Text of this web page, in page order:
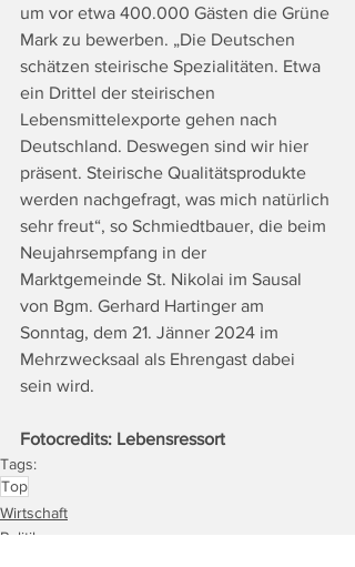
um vor etwa 400.000 Gästen die Grüne
Mark zu bewerben. „Die Deutschen
schätzen steirische Spezialitäten. Etwa
ein Drittel der steirischen
Lebensmittelexporte gehen nach
Deutschland. Deswegen sind wir hier
präsent. Steirische Qualitätsprodukte
werden nachgefragt, was mich natürlich
sehr freut“, so Schmiedtbauer, die beim
Neujahrsempfang in der
Marktgemeinde St. Nikolai im Sausal
von Bgm. Gerhard Hartinger am
Sonntag, dem 21. Jänner 2024 im
Mehrzwecksaal als Ehrengast dabei
sein wird.
Fotocredits: Lebensressort
Tags:
Top
Wirtschaft
Politik